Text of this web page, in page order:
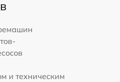
и техническим